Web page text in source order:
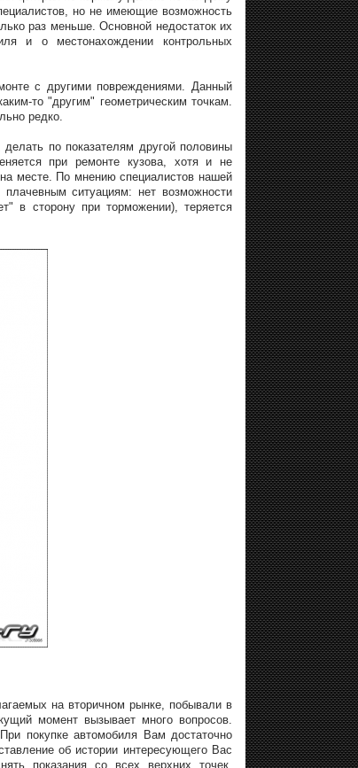
но не имеющие возможность
раз меньше. Основной недостаток их
и о местонахождении контрольных
с другими повреждениями. Данный
то "другим" геометрическим точкам.
редко.
по показателям другой половины
при ремонте кузова, хотя и не
месте. По мнению специалистов нашей
ситуациям: нет возможности
в сторону при торможении), теряется
на вторичном рынке, побывали в
момент вызывает много вопросов.
покупке автомобиля Вам достаточно
об истории интересующего Вас
показания со всех верхних точек.